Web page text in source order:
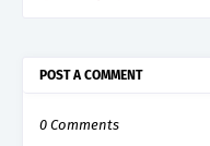
POST A COMMENT
0 Comments